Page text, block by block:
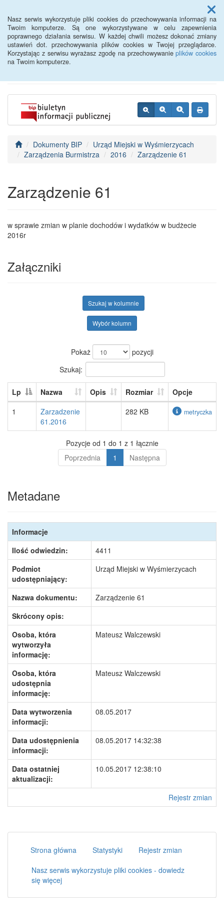
Nasz serwis wykorzystuje pliki cookies do przechowywania informacji na
Twoim komputerze. Są one wykorzystywane w celu zapewnienia
poprawnego działania serwisu. W każdej chwili możesz dokonać zmiany
ustawień dot. przechowywania plików cookies w Twojej przeglądarce.
Korzystając z serwisu wyrażasz zgodę na przechowywanieplików cookies
na Twoim komputerze.
Menu
BIP - Urząd Miejski
Wyśmierzyce
Dokumenty BIP
Urząd Miejski w Wyśmierzycach
Zarządzenia Burmistrza
2016 Zarządzenie 61
Zarządzenie 61
w sprawie zmian w planie dochodów i wydatków w budżecie
2016r
Załączniki
Szukaj w kolumnie
Wybór kolumn
Pokaż
pozycji
Szukaj:
Lp Nazwa Opis Rozmiar
Opcje
1
Zarzadzenie
61.2016
282 KB metryczka
Pozycje od 1 do 1 z 1 łącznie
Poprzednia
1 Następna
Metadane
Informacje
Ilość odwiedzin:
4411
Podmiot
udostępniający:
Urząd Miejski w Wyśmierzycach
Nazwa dokumentu:
Zarządzenie 61
Skrócony opis:
Osoba, która
wytworzyła
informację:
Mateusz Walczewski
Osoba, która
udostępnia
informację:
Mateusz Walczewski
Data wytworzenia
informacji:
08.05.2017
Data udostępnienia
informacji:
08.05.2017 14:32:38
Data ostatniej
aktualizacji:
10.05.2017 12:38:10
Rejestr zmian
Strona główna Statystyki
Rejestr zmian
Nasz serwis wykorzystuje pliki cookies - dowiedz
się więcej